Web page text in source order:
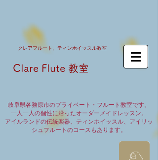
クレア​フルート、ティンホイッスル教室
Clare Flute 教室
岐阜県各務原市のプライベート・フルート教室です。
一人一人の個性に沿ったオーダーメイドレッスン。
アイルランドの伝統楽器、ティンホイッスル、アイリッ
シュフルートのコースもあります。